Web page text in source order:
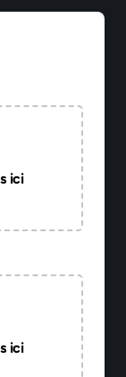
ici
ici